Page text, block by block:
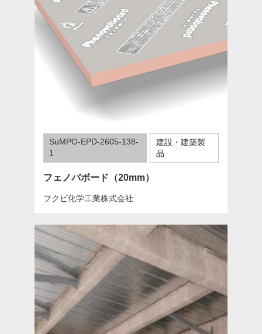
SuMPO-EPD-2605-138-
1
建設・建築製
品
フェノバボード（20mm）
フクビ化学工業株式会社